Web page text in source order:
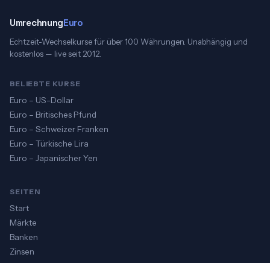
UmrechnungEuro
Echtzeit-Wechselkurse für über 100 Währungen. Unabhängig und
kostenlos — live seit 2012.
BELIEBTE KURSE
Euro – US-Dollar
Euro – Britisches Pfund
Euro – Schweizer Franken
Euro – Türkische Lira
Euro – Japanischer Yen
SEITEN
Start
Märkte
Banken
Zinsen